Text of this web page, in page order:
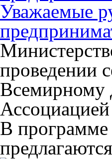
Уважаемые
проведении
Всемирному
В